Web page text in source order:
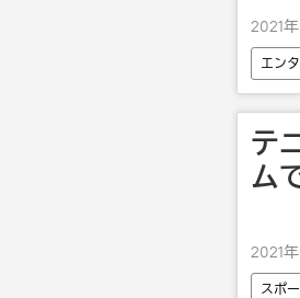
2021
エン
アリ
テ
ム
2021
スポ